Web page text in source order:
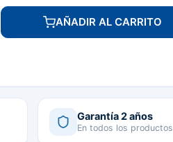
AÑADIR AL CARRITO
Garantía 2 años
En todos los productos